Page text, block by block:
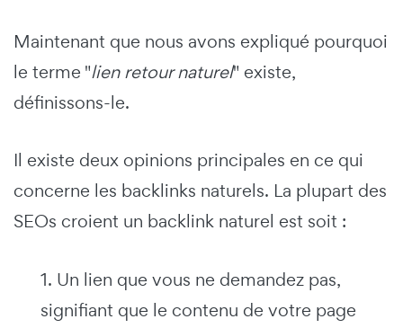
Maintenant que nous avons expliqué pourquoi
le terme "lien retour naturel" existe,
définissons-le.
Il existe deux opinions principales en ce qui
concerne les backlinks naturels. La plupart des
SEOs croient un backlink naturel est soit :
1. Un lien que vous ne demandez pas,
signifiant que le contenu de votre page